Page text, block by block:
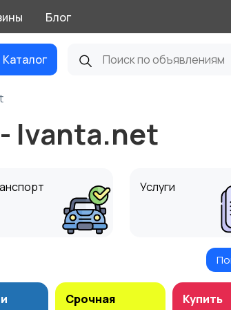
Блог
Каталог
Ivanta.net
Услуги
Для дома и дачи
Срочная
Купить